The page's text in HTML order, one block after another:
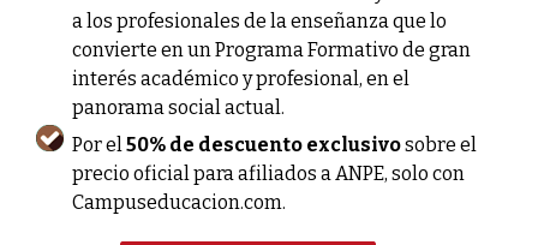
a los profesionales de la enseñanza que lo
convierte en un Programa Formativo de gran
interés académico y profesional, en el
panorama social actual.
Por el 50% de descuento exclusivosobre el
precio oficial para afiliados a ANPE, solo con
Campuseducacion.com.